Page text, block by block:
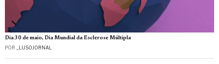
Dia 30 de maio, Dia Mundial da Esclerose Múltipla
POR _LUSOJORNAL